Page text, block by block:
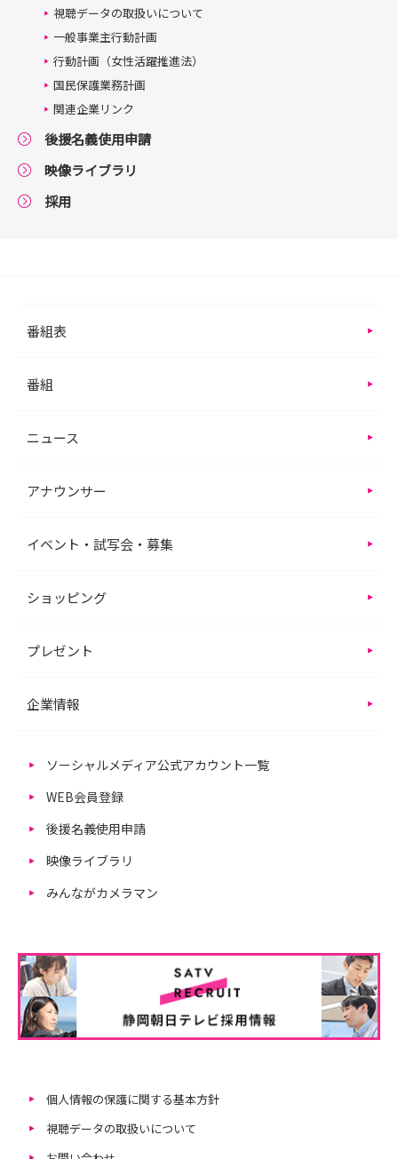
視聴データの取扱いについて
一般事業主行動計画
行動計画（女性活躍推進法）
国民保護業務計画
関連企業リンク
後援名義使用申請
映像ライブラリ
採用
番組表
番組
ニュース
アナウンサー
イベント・試写会・募集
ショッピング
プレゼント
企業情報
ソーシャルメディア公式アカウント一覧
WEB会員登録
後援名義使用申請
映像ライブラリ
みんながカメラマン
個人情報の保護に関する基本方針
視聴データの取扱いについて